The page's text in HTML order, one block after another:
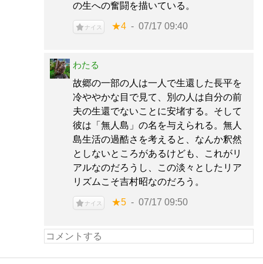
の生への奮闘を描いている。
ナイス ★4 07/17 09:40
わたる
故郷の一部の人は一人で生還した長平を
冷ややかな目で見て、別の人は自分の前
夫の生還でないことに安堵する。そして
彼は「無人島」の名を与えられる。無人
島生活の過酷さを考えると、なんか釈然
としないところがあるけども、これがリ
アルなのだろうし、この淡々としたリア
リズムこそ吉村昭なのだろう。
ナイス ★5 07/17 09:50